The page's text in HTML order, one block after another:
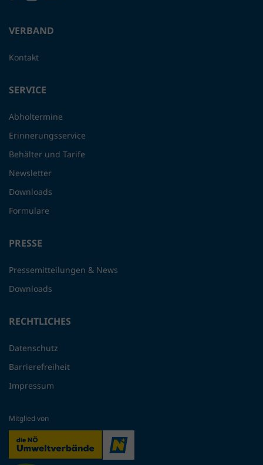
VERBAND
Kontakt
SERVICE
Abholtermine
Erinnerungsservice
Behälter und Tarife
Newsletter
Downloads
Formulare
PRESSE
Pressemitteilungen & News
Downloads
RECHTLICHES
Datenschutz
Barrierefreiheit
Impressum